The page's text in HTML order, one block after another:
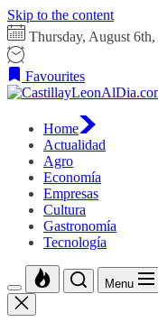
Skip to the content
Thursday, August
Favourites
Home
Actualidad
Agro
Economía
Empresas
Cultura
Gastronomía
Tecnología
Menu